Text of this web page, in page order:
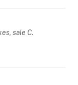
sale C.